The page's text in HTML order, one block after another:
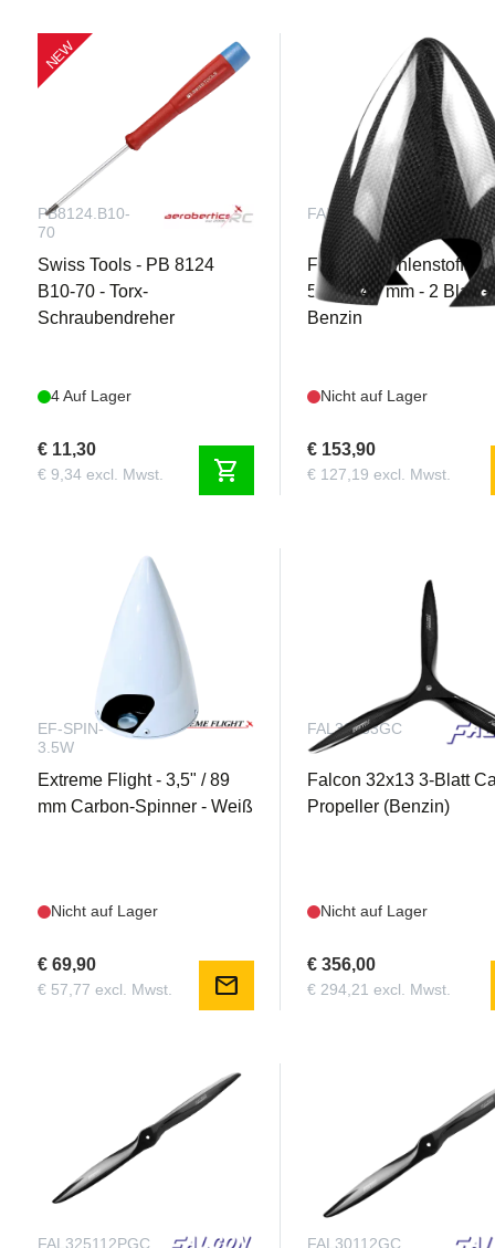
NEW
PB8124.B10-
70
Swiss Tools - PB 8124
B10-70 - Torx-
Schraubendreher
4 Auf Lager
€ 11,30
€ 9,34 excl. Mwst. shopping_cart
FALSGA55
Falcon -
5,5" / 140 mm - 2 Blatt -
Benzin
Nicht auf Lager
€ 153,90
€ 127,19 excl. Mwst.
EF-SPIN-
3.5W
Extreme Flight - 3,5" / 89
mm Carbon-Spinner - Weiß
Nicht auf Lager
€ 69,90
€ 57,77 excl. Mwst. mail
FAL32133GC
Falcon 32x13 3-Blatt
Propeller (Benzin)
Nicht auf Lager
€ 356,00
€ 294,21 excl. Mwst.
FAL325112PGC FAL30112GC